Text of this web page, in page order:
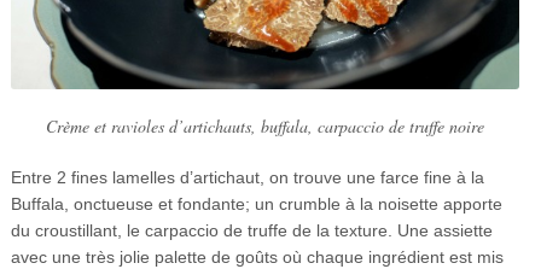
Crème et ravioles d’artichauts, buffala, carpaccio de truffe noire
Entre 2 fines lamelles d’artichaut, on trouve une farce fine à la
Buffala, onctueuse et fondante; un crumble à la noisette apporte
du croustillant, le carpaccio de truffe de la texture. Une assiette
avec une très jolie palette de goûts où chaque ingrédient est mis